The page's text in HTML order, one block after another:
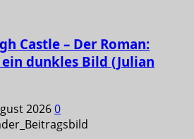
Castle – Der Roman:
dunkles Bild (Julian
20260